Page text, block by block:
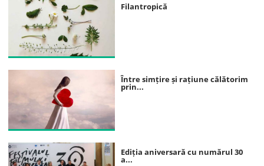
Filantropică
Între simțire și rațiune călătorim
prin...
Ediția aniversară cu numărul 30
a...